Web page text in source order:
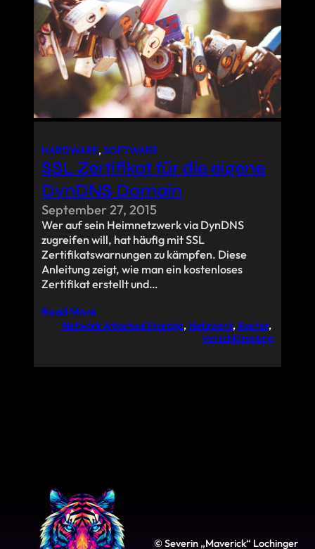
HARDWARE, SOFTWARE
SSL Zertifikat für die eigene
DynDNS Domain
September 27, 2015
Wer auf sein Heimnetzwerk via DynDNS
zugreifen will, hat häufig mit SSL
Zertifikatswarnungen zu kämpfen. Diese
Anleitung zeigt, wie man ein kostenloses
Zertifikat erstellt und…
Read More
Network Attached Storage, Netzwerk, Router
Verschlüsselung
© Severin „Maverick“ Lochinger